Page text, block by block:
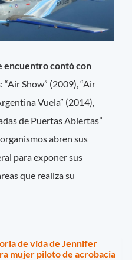
encuentro contó con
: “Air Show” (2009), “Air
Vuela” (2014),
de Puertas Abiertas”
abren sus
para exponer sus
que realiza su
de vida de Jennifer
mujer piloto de acrobacia